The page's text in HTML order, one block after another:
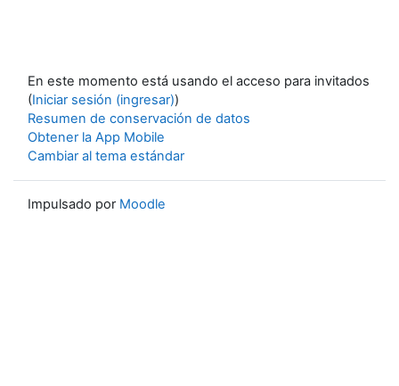
En este momento está usando el acceso para invitados
(Iniciar sesión (ingresar))
Resumen de conservación de datos
Obtener la App Mobile
Cambiar al tema estándar
Impulsado por Moodle